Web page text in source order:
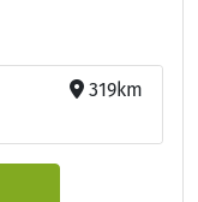
319km